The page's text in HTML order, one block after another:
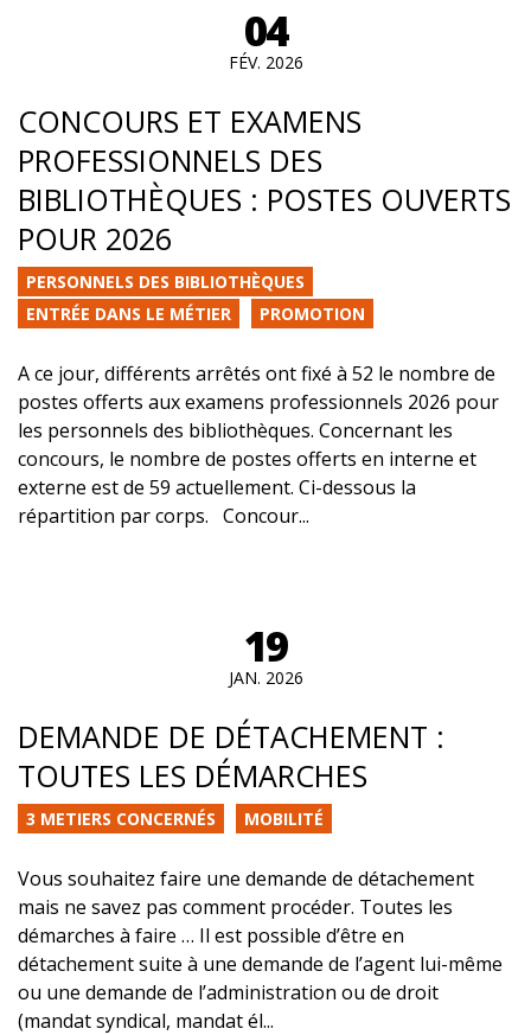
04
FÉV. 2026
CONCOURS ET EXAMENS
PROFESSIONNELS DES
BIBLIOTHÈQUES : POSTES OUVERTS
POUR 2026
PERSONNELS DES BIBLIOTHÈQUES
ENTRÉE DANS LE MÉTIER
PROMOTION
A ce jour, différents arrêtés ont fixé à 52 le nombre de
postes offerts aux examens professionnels 2026 pour
les personnels des bibliothèques. Concernant les
concours, le nombre de postes offerts en interne et
externe est de 59 actuellement. Ci-dessous la
répartition par corps. Concour...
19
JAN. 2026
DEMANDE DE DÉTACHEMENT :
TOUTES LES DÉMARCHES
3 METIERS CONCERNÉS MOBILITÉ
Vous souhaitez faire une demande de détachement
mais ne savez pas comment procéder. Toutes les
démarches à faire … Il est possible d’être en
détachement suite à une demande de l’agent lui-même
ou une demande de l’administration ou de droit
(mandat syndical, mandat él...